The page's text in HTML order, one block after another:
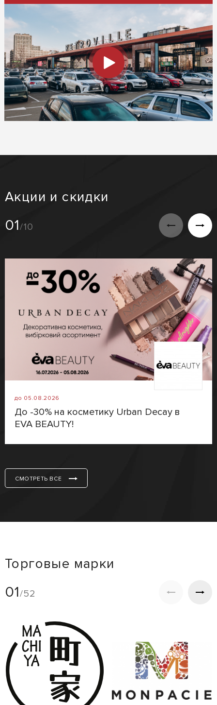
Акции и скидки
01/10
до 05.08.2026
До -30% на косметику Urban Decay в
EVA BEAUTY!
СМОТРЕТЬ ВСЕ
Торговые марки
01/52